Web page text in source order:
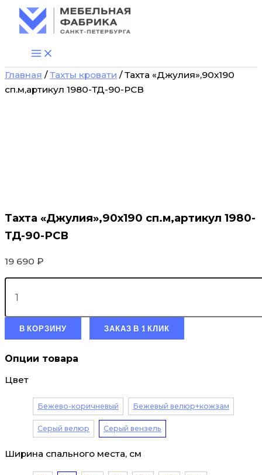
Перейти
содержимому
Главная /Тахты кровати / Тахта «Джулия»,90х190
сп.м,артикул 1980-ТД-90-РСВ
Тахта «Джулия»,90х190 сп.м,артикул 1980-
ТД-90-РСВ
19 690 ₽
Количество
товара
Тахта
сп.м,артикул
ТД-90-
РСВ
В КОРЗИНУ ЗАКАЗ В 1 КЛИК
Опции товара
Цвет
Бежево-коричневый Бежевый велюр+кожзам
Серый велюр Серый вензель
Ширина спального места, см